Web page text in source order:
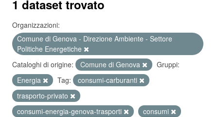
1 dataset trovato
Organizzazioni:
Comune di Genova - Direzione Ambiente - Settore
Politiche Energetiche
Cataloghi di origine:
Comune di Genova
Gruppi:
Energia
Tag:
consumi-carburanti
trasporto-privato
consumi-energia-genova-trasporti
consumi